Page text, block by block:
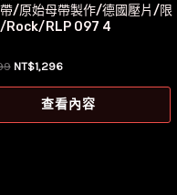
/原始母帶製作/德國壓片/限
/Rock/RLP 097 4
原
NT$1,299。
NT$1,296目
價
格：
NT$1,296。
查看內容